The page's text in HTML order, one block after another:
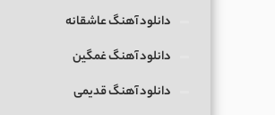
دانلود آهنگ عاشقانه
دانلود آهنگ غمگین
دانلود آهنگ قدیمی